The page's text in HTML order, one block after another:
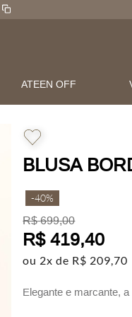
ATEEN OFF
BLUSA
-40%
R$ 699,00
R$ 419,40
ou 2x de R$ 209,70
Elegante e marcante,